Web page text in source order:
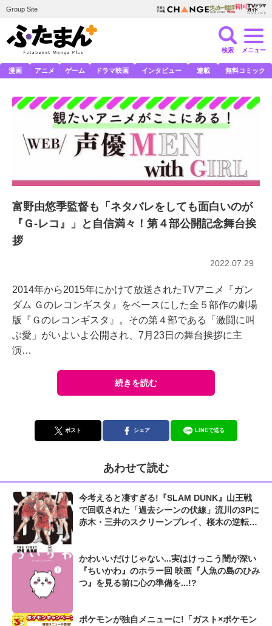
Group Site
検索 メニュー
漫画 アニメ ゲーム ドラマ映画 インタビュー 連載 無料コミック
富野由悠季監督も「ネタバレをしても面白いのが
『Ｇ-レコ』」と自信満々！第４部公開記念舞台挨
拶
2022.07.29
2014年から2015年にかけて放送されたTVアニメ『ガン
ダム Ｇのレコンギスタ』をベースにした全５部作の劇場
版『Ｇのレコンギスタ』。その第４部である「激闘に叫
ぶ愛」がいよいよ公開され、7月23日の舞台挨拶に主
演…
続きを読む
ポスト シェア LINEで送る
あわせて読む
今考えると凄すぎる!『SLAM DUNK』山王戦
で回収された「過去シーンの伏線」流川の3Pに
赤木・三井のスクリーンプレイ、桜木の逆転シ
かわいいだけじゃない...実はけっこう闇が深い
『ちいかわ』のホラー回 映画『人魚の島のひみ
つ』を見る前に心の準備を...!?
ポケモンが独自メニューに!「ガスト×ポケモン